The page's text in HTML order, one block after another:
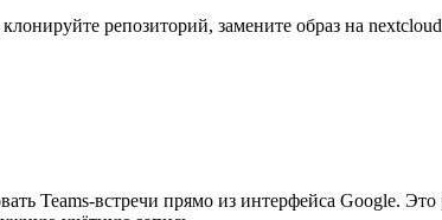
репозиторий, замените образ на nextcloud
Teams‑встречи прямо из интерфейса Google. Это